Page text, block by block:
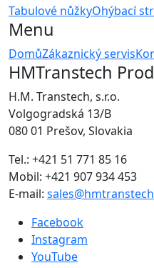
Tabulové nůžkyOhýbací
Menu
DomůZákaznický servis
HMTranstech
H.M. Transtech, s.r.o.
Volgogradská 13/B
080 01 Prešov, Slovakia
Tel.: +421 51 771 85 16
Mobil: +421 907 934 453
E-mail:
Facebook
Instagram
YouTube